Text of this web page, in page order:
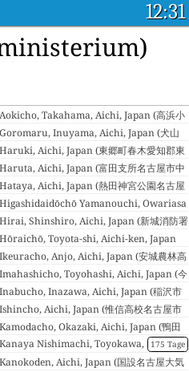
12:31
Aokicho, Takahama, Aichi, Japan (高浜小
学校高浜市)
Goromaru, Inuyama, Aichi, Japan (犬山
消防署犬山市)
Haruki, Aichi, Japan (東郷町春木愛知郡東
郷町)
Haruta, Aichi, Japan (富田支所名古屋市中
川区)
Hataya, Aichi, Japan (熱田神宮公園名古屋
市熱田区)
Higashidaidōchō Yamanouchi, Owariasa
hi-shi, Aichi-ken, Japan (尾張旭市東大道町
尾張旭市)
Hirai, Shinshiro, Aichi, Japan (新城消防署
新城市)
Hōraichō, Toyota-shi, Aichi-ken, Japan
(東部局(宝来町)豊田市)
Ikeuracho, Anjo, Aichi, Japan (安城農林高
校安城市)
Imahashicho, Toyohashi, Aichi, Japan (今
橋豊橋市)
Inabucho, Inazawa, Aichi, Japan (稲沢市
役所稲沢市)
Ishincho, Aichi, Japan (惟信高校名古屋市
港区)
Kamodacho, Okazaki, Aichi, Japan (鴨田
岡崎市)
175 Tage
Kanaya Nishimachi, Toyokawa,
Aichi, Japan (豊川市役所豊川市)
Kanokoden, Aichi, Japan (国設名古屋大気